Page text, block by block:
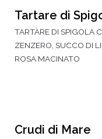
Tartare di
TARTÀRE DI SPIGOLA
ZENZERO, SUCCO DI
ROSA MACINATO
Crudi di Mare